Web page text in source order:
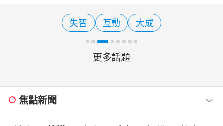
現十足親和力。適逢晚餐時段，屏東夜
市人潮眾多，梁育慈與張博...
失智 互動 大成
更多話題
焦點新聞